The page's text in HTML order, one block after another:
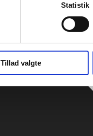
Statistik
Tillad valgte